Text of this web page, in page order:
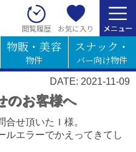
閲覧履歴 お気に入り
物販・美容
物件
スナック・
バー向け物件
DATE: 2021-11-09
のお客様へ
せ頂いたＩ様。
ルエラーでかえってきてし